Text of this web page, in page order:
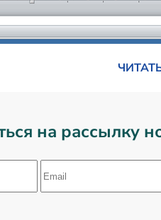
на рассылку